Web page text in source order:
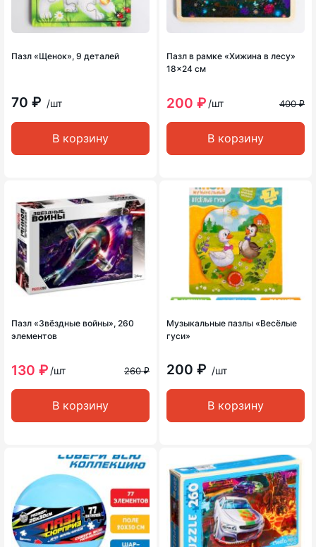
Пазл «Щенок», 9 деталей
70 ₽ /шт
В корзину
Пазл в рамке «Хижина в лесу»
18×24 см
200 ₽ /шт 400 ₽
В корзину
Пазл «Звёздные войны», 260
элементов
130 ₽ /шт 260 ₽
В корзину
Музыкальные пазлы «Весёлые
гуси»
200 ₽ /шт
В корзину